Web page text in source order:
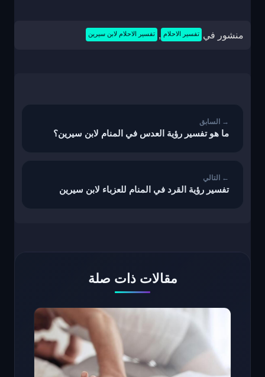
منشور في تفسير الاحلام , تفسير الاحلام لابن سيرين
ما هو تفسير رؤية العدس في المنام لابن سيرين؟
تفسير رؤية القرد في المنام للعزباء لابن سيرين
مقالات ذات صلة